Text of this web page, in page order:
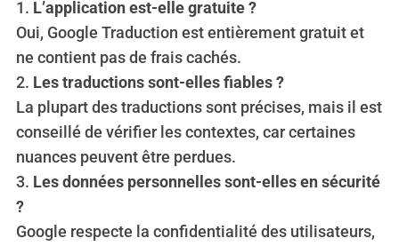
1. L’application est-elle gratuite ?
Oui, Google Traduction est entièrement gratuit et
ne contient pas de frais cachés.
2. Les traductions sont-elles fiables ?
La plupart des traductions sont précises, mais il est
conseillé de vérifier les contextes, car certaines
nuances peuvent être perdues.
3. Les données personnelles sont-elles en sécurité
?
Google respecte la confidentialité des utilisateurs,